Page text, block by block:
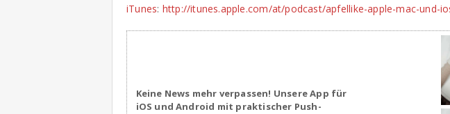
iTunes: http://itunes.apple.com/at/podcast/apfellike-apple-mac-und-
Keine News mehr verpassen! Unsere App für
iOS und Android mit praktischer Push-